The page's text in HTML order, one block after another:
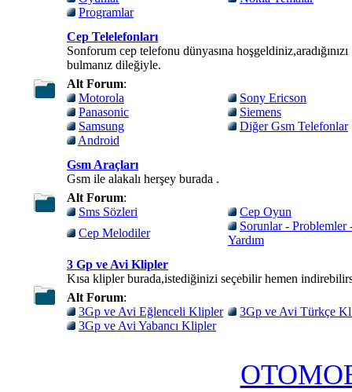
Programlar
Cep Telelefonları
Sonforum cep telefonu dünyasına hoşgeldiniz,aradığınızı
bulmanız dileğiyle.
Alt Forum:
Motorola
Sony Ericson
Panasonic
Siemens
Samsung
Diğer Gsm Telefonlar
Android
Gsm Araçları
Gsm ile alakalı herşey burada .
Alt Forum:
Sms Sözleri
Cep Oyun
Cep Melodiler
Sorunlar - Problemler
Yardım
3 Gp ve Avi Klipler
Kısa klipler burada,istediğinizi seçebilir hemen
Alt Forum:
3Gp ve Avi Eğlenceli Klipler
3Gp ve Avi Türkçe
3Gp ve Avi Yabancı Klipler